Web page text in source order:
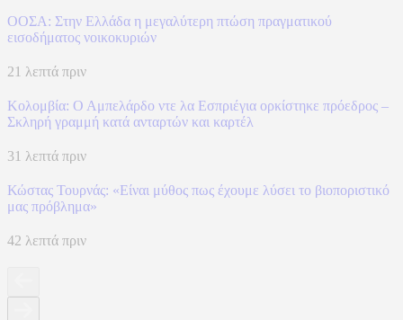
ΟΟΣΑ: Στην Ελλάδα η μεγαλύτερη πτώση πραγματικού
εισοδήματος νοικοκυριών
21 λεπτά πριν
Κολομβία: Ο Αμπελάρδο ντε λα Εσπριέγια ορκίστηκε πρόεδρος –
Σκληρή γραμμή κατά ανταρτών και καρτέλ
31 λεπτά πριν
Κώστας Τουρνάς: «Είναι μύθος πως έχουμε λύσει το βιοποριστικό
μας πρόβλημα»
42 λεπτά πριν